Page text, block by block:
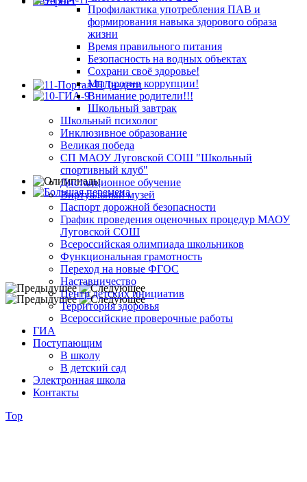
Профилактика употребления ПАВ и
формирования навыка здорового образа
жизни
Время правильного питания
Безопасность на водных объектах
Сохрани своё здоровье!
Мы против коррупции!
Внимание родители!!!
Школьный завтрак
Школьный психолог
Инклюзивное образование
Великая победа
СП МАОУ Луговской СОШ "Школьный
спортивный клуб"
Дистанционное обучение
Виртуальный музей
Паспорт дорожной безопасности
График проведения оценочных процедур МАОУ
Луговской СОШ
Всероссийская олимпиада школьников
Функциональная грамотность
Переход на новые ФГОС
Наставничество
Центр детских инициатив
Территория здоровья
Всероссийские проверочные работы
ГИА
Поступающим
В школу
В детский сад
Электронная школа
Контакты
Top